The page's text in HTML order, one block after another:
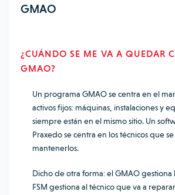
GMAO
¿CUÁNDO SE ME VA A QUEDAR
GMAO?
Un programa GMAO se centra en el
activos fijos: máquinas, instalaciones y
siempre están en el mismo sitio. Un
Praxedo se centra en los técnicos que
mantenerlos.
Dicho de otra forma: el GMAO gestiona
FSM gestiona al técnico que va a